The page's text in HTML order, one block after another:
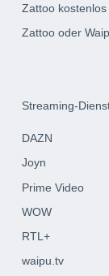
Zattoo kostenlos
Zattoo oder
Streaming-
DAZN
Joyn
Prime Video
WOW
RTL+
waipu.tv